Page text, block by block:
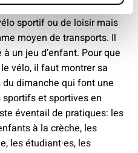
Les jeunes ont une
sportif ou de loisir mais
moyen de transports. Il
un jeu d’enfant. Pour que
vélo, il faut montrer sa
dimanche qui font une
et sportives en
éventail de pratiques: les
à la crèche, les
les étudiant·es, les